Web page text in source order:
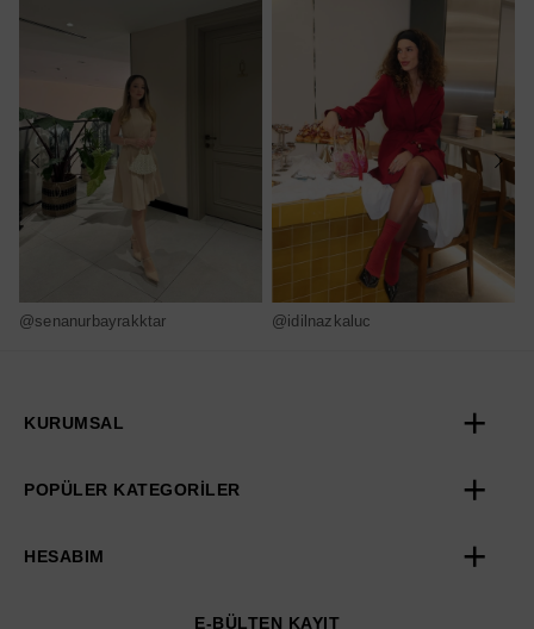
@senanurbayrakktar @idilnazkaluc
KURUMSAL
POPÜLER KATEGORİLER
HESABIM
E-BÜLTEN KAYIT